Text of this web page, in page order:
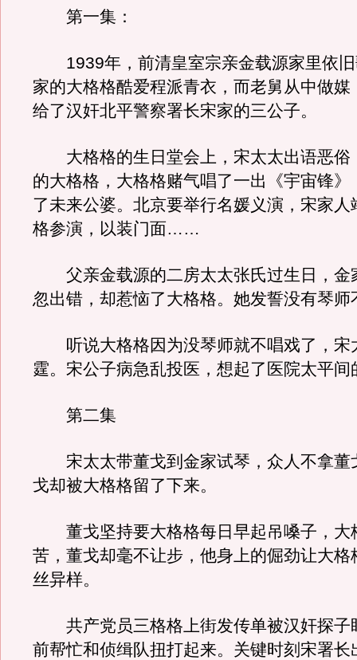
第一集：
1939年，前清皇室宗亲金载源家里依旧
家的大格格酷爱程派青衣，而老舅从中做媒
给了汉奸北平警察署长宋家的三公子。
大格格的生日堂会上，宋太太出语恶俗
的大格格，大格格赌气唱了一出《宇宙锋》
了未来公婆。北京要举行名媛义演，宋家人
格参演，以装门面……
父亲金载源的二房太太张氏过生日，金
忽出错，却惹恼了大格格。她发誓没有琴师
听说大格格因为没琴师就不唱戏了，宋
霆。宋公子病急乱投医，想起了医院太平间
第二集
宋太太带董戈到金家试琴，众人不拿董
戈却被大格格留了下来。
董戈坚持要大格格每日早起吊嗓子，大
苦，董戈却毫不让步，他身上的倔劲让大格
丝异样。
共产党员三格格上街发传单被汉奸探子
前帮忙和侦缉队扭打起来。关键时刻宋署长